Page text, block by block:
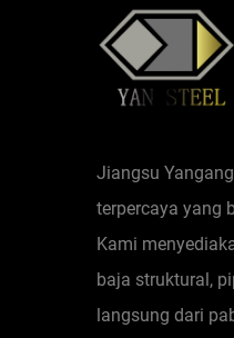
Jiangsu
terpercaya yang
Kami
baja struktural,
langsung dari